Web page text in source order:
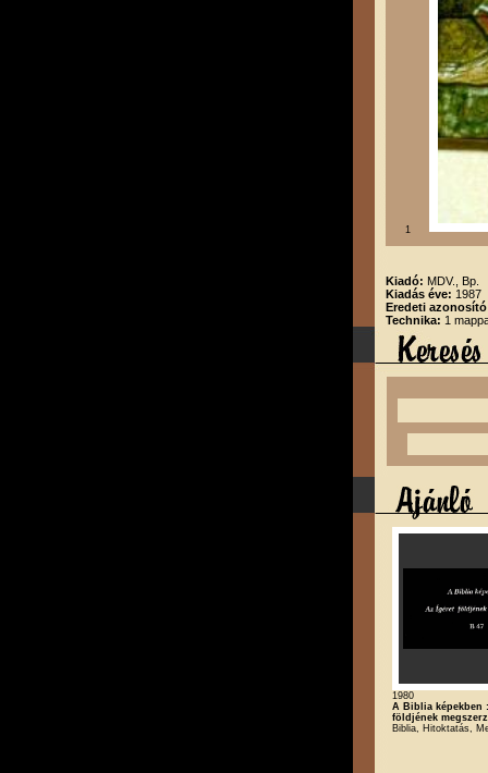
1
Kiadó: MDV., Bp.
Kiadás éve: 1987
Eredeti
Technika: 1
1980
A Biblia képekben
földjének
Biblia, Hitoktatás,